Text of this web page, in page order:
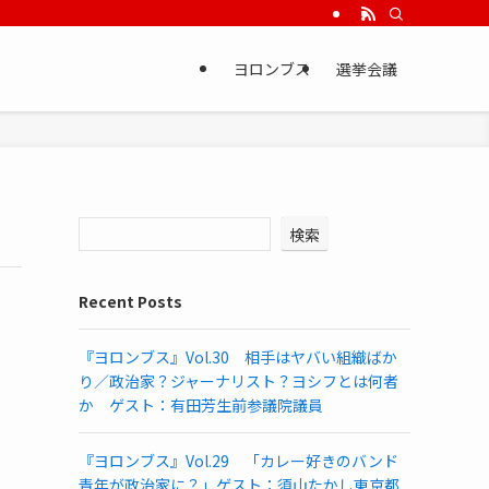
ヨロンブス 選挙会議
検索
Recent Posts
『ヨロンブス』Vol.30 相手はヤバい組織ばか
り／政治家？ジャーナリスト？ヨシフとは何者
か ゲスト：有田芳生前参議院議員
『ヨロンブス』Vol.29 「カレー好きのバンド
青年が政治家に？」ゲスト：須山たかし東京都